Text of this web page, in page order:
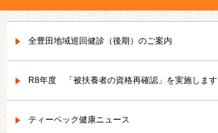
全豊田地域巡回健診（後期）のご案内
R8年度 「被扶養者の資格再確認」を実施します
ティーペック健康ニュース